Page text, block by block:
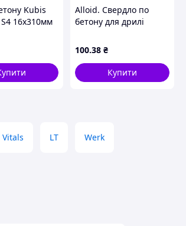
Kubis
S4 16х310мм
Alloid. Свердло по
бетону для дрилі
(00000051898)
100.38 ₴
Купити
Vitals LT Werk